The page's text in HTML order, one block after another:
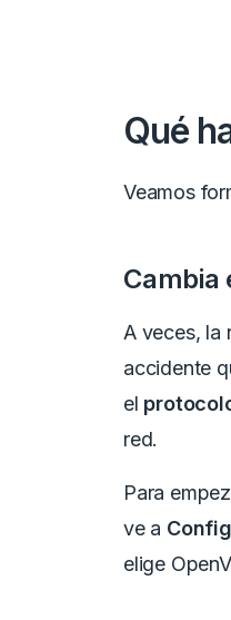
Qué
Veamos
Cambia
A veces, la
accidente
el
red.
Para
ve a
elige